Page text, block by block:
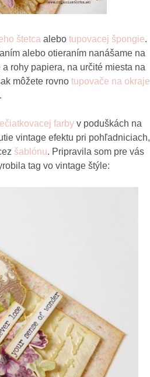
štetca alebo tupovacej špongie.
alebo otieraním nanášame na
rohy papiera, na určité miesta na
môžete rovno tupovače na okraje
farbyv poduškách na
vintage efektu pri pohľadniciach,
šablónu. Pripravila som pre vás
tag vo vintage štýle: